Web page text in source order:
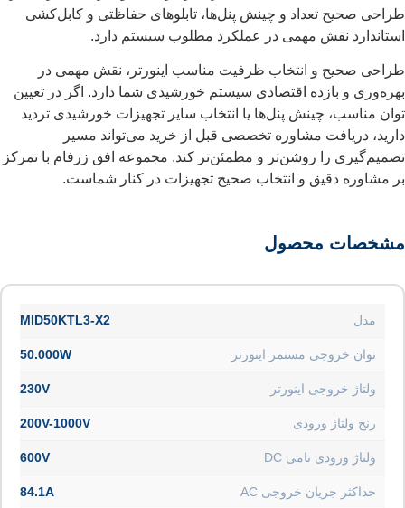
طراحی صحیح تعداد و چینش پنل‌ها، تابلوهای حفاظتی و کابل‌کشی
استاندارد نقش مهمی در عملکرد مطلوب سیستم دارد.
طراحی صحیح و انتخاب ظرفیت مناسب اینورتر، نقش مهمی در
بهره‌وری و بازده اقتصادی سیستم خورشیدی شما دارد. اگر در تعیین
توان مناسب، چینش پنل‌ها یا انتخاب سایر تجهیزات خورشیدی تردید
دارید، دریافت مشاوره تخصصی قبل از خرید می‌تواند مسیر
تصمیم‌گیری را روشن‌تر و مطمئن‌تر کند. مجموعه افق زرفام با تمرکز
بر مشاوره دقیق و انتخاب صحیح تجهیزات در کنار شماست.
مشخصات محصول
مدل MID50KTL3-X2
توان خروجی مستمر اینورتر 50.000W
ولتاژ خروجی اینورتر 230V
رنج ولتاژ ورودی 200V-1000V
ولتاژ ورودی نامی DC 600V
حداکثر جریان خروجی AC 84.1A